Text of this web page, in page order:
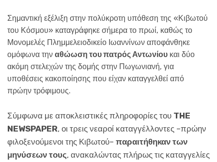
Σημαντική εξέλιξη στην πολύκροτη υπόθεση της «Κιβωτού
του Κόσμου» καταγράφηκε σήμερα το πρωί, καθώς το
Μονομελές Πλημμελειοδικείο Ιωαννίνων αποφάνθηκε
ομόφωνα την αθώωση του πατρός Αντωνίου και δύο
ακόμη στελεχών της δομής στην Πωγωνιανή, για
υποθέσεις κακοποίησης που είχαν καταγγελθεί από
πρώην τρόφιμους.
Σύμφωνα με αποκλειστικές πληροφορίες του THE
NEWSPAPER, οι τρεις νεαροί καταγγέλλοντες –πρώην
φιλοξενούμενοι της Κιβωτού– παραιτήθηκαν των
μηνύσεων τους, ανακαλώντας πλήρως τις καταγγελίες